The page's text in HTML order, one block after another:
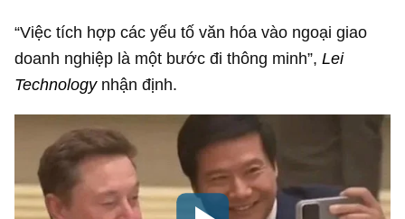
“Việc tích hợp các yếu tố văn hóa vào ngoại giao
doanh nghiệp là một bước đi thông minh”,Lei
Technologynhận định.